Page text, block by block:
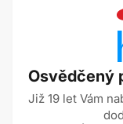
Osvědčený
Již 19 let Vám